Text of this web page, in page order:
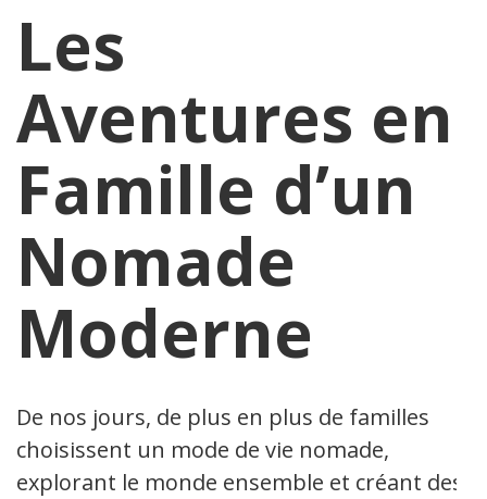
Les
Aventures en
Famille d’un
Nomade
Moderne
De nos jours, de plus en plus de familles
choisissent un mode de vie nomade,
explorant le monde ensemble et créant des